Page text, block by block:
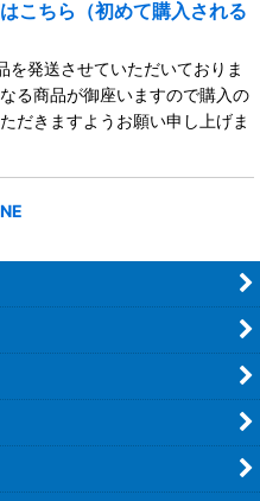
こちら（初めて購入される
発送させていただいておりま
る商品が御座いますので購入の
だきますようお願い申し上げま